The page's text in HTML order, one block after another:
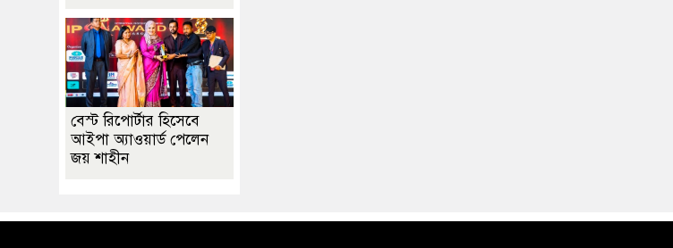
বেস্ট রিপোর্টার হিসেবে
আইপা অ্যাওয়ার্ড পেলেন
জয় শাহীন